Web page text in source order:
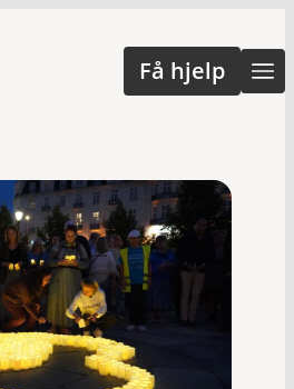
Få hjelp